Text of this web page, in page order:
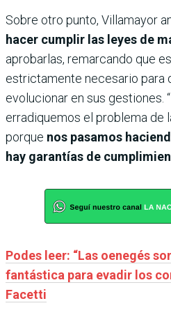
Sobre otro punto, Villamayor
hacer cumplir las leyes de
aprobarlas, remarcando que
estrictamente necesario para
evolucionar en sus gestiones.
erradiquemos el problema de
porque nos pasamos
hay garantías de
Podes leer: “Las oenegés
fantástica para evadir los
Facetti